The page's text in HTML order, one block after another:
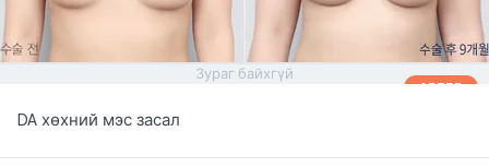
AFTER
Зураг байхгүй
DA хөхний мэс засал